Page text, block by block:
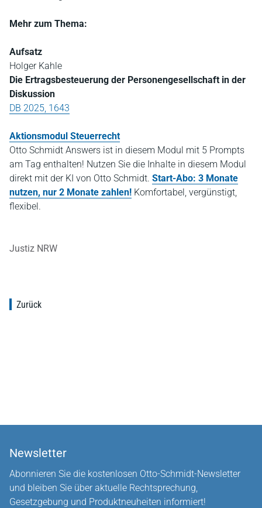
Mehr zum Thema:
Aufsatz
Holger Kahle
Die Ertragsbesteuerung der Personengesellschaft in der
Diskussion
DB 2025, 1643
Aktionsmodul Steuerrecht
Otto Schmidt Answers ist in diesem Modul mit 5 Prompts
am Tag enthalten! Nutzen Sie die Inhalte in diesem Modul
direkt mit der KI von Otto Schmidt. Start-Abo: 3 Monate
nutzen, nur 2 Monate zahlen! Komfortabel, vergünstigt,
flexibel.
Justiz NRW
Zurück
Newsletter
Abonnieren Sie die kostenlosen Otto-Schmidt-Newsletter
und bleiben Sie über aktuelle Rechtsprechung,
Gesetzgebung und Produktneuheiten informiert!